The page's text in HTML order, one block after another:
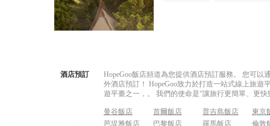
酒店預訂
HopeGoo飯店頻道為您提供酒店預訂服務。 您可
外酒店預訂！ HopeGoo致力於打造一站式線上旅
遊平臺之一，。 我們的使命是“讓旅行更簡單、更
曼谷飯店 首爾飯店 普吉島飯店
東京
芭堤雅飯店
巴黎飯店 羅馬飯店
倫敦